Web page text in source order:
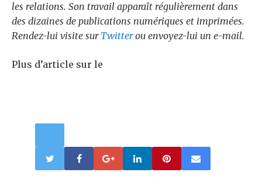
les relations. Son travail apparaît régulièrement dans
des dizaines de publications numériques et imprimées.
Rendez-lui visite sur Twitterou envoyez-lui un e-mail.
Plus d’article sur le